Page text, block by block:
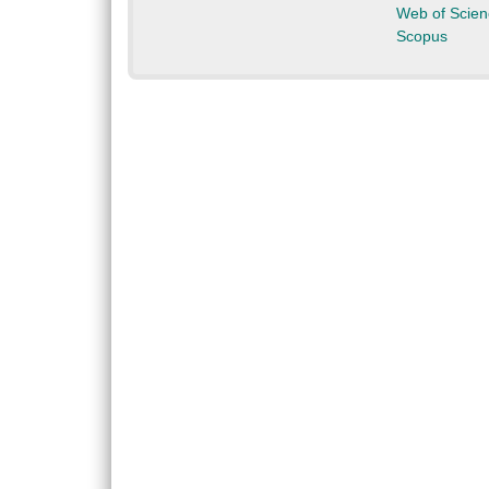
Web of
Scopus